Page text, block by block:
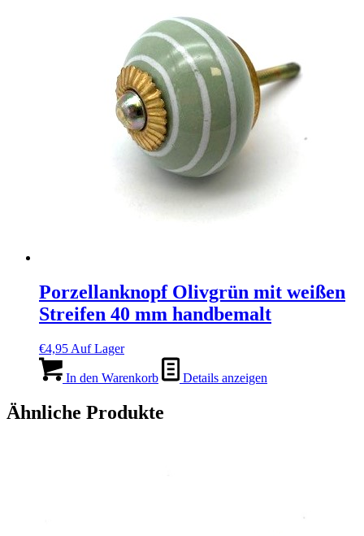
Porzellanknopf Olivgrün mit weißen
Streifen 40 mm handbemalt
€4,95 Auf Lager
In den Warenkorb Details anzeigen
Ähnliche Produkte